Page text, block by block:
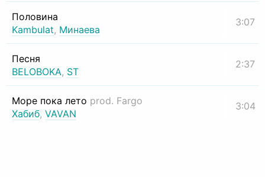
Половина
Kambulat, Минаева
3:07
Песня
BELOBOKA, ST
2:37
Море пока лето prod. Fargo
Хабиб, VAVAN
3:04